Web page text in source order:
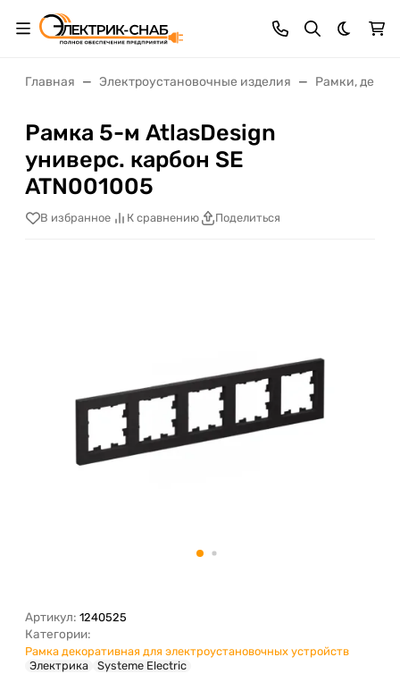
Темная
Главная Электроустановочные изделия Рамки,
Рамка 5-м AtlasDesign
универс. карбон SE
ATN001005
В избранное К сравнению Поделиться
Артикул: 1240525
Категории:
Рамка декоративная для электроустановочных устройств
Электрика
Systeme Electric